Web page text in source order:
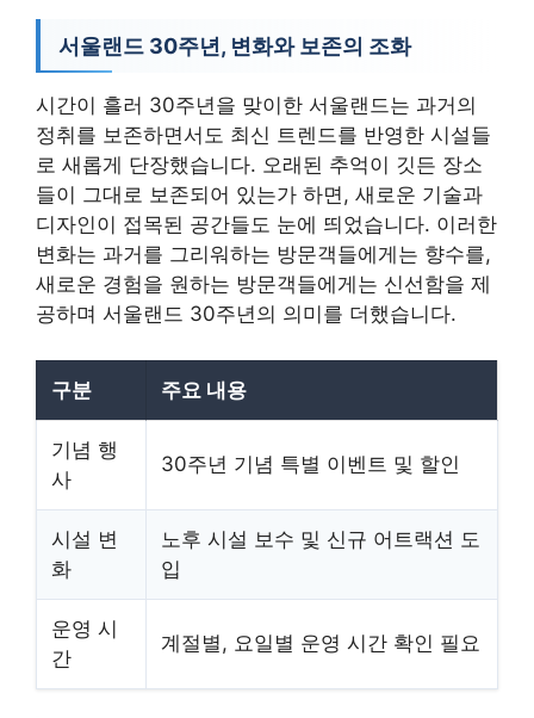
서울랜드 30주년, 변화와 보존의 조화
시간이 흘러 30주년을 맞이한 서울랜드는 과거의
정취를 보존하면서도 최신 트렌드를 반영한 시설들
로 새롭게 단장했습니다. 오래된 추억이 깃든 장소
들이 그대로 보존되어 있는가 하면, 새로운 기술과
디자인이 접목된 공간들도 눈에 띄었습니다. 이러한
변화는 과거를 그리워하는 방문객들에게는 향수를,
새로운 경험을 원하는 방문객들에게는 신선함을 제
공하며 서울랜드 30주년의 의미를 더했습니다.
구분 주요 내용
기념 행
사
30주년 기념 특별 이벤트 및 할인
시설 변
화
노후 시설 보수 및 신규 어트랙션 도
입
운영 시
간
계절별, 요일별 운영 시간 확인 필요